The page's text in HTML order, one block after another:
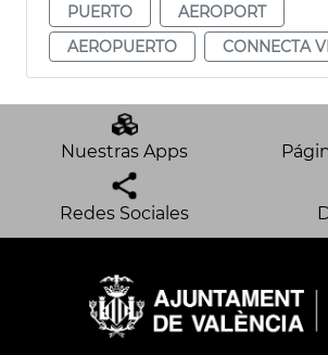
PUERTO
AEROPORT
AEROPUERTO
CONNECTA
Nuestras Apps
Redes Sociales